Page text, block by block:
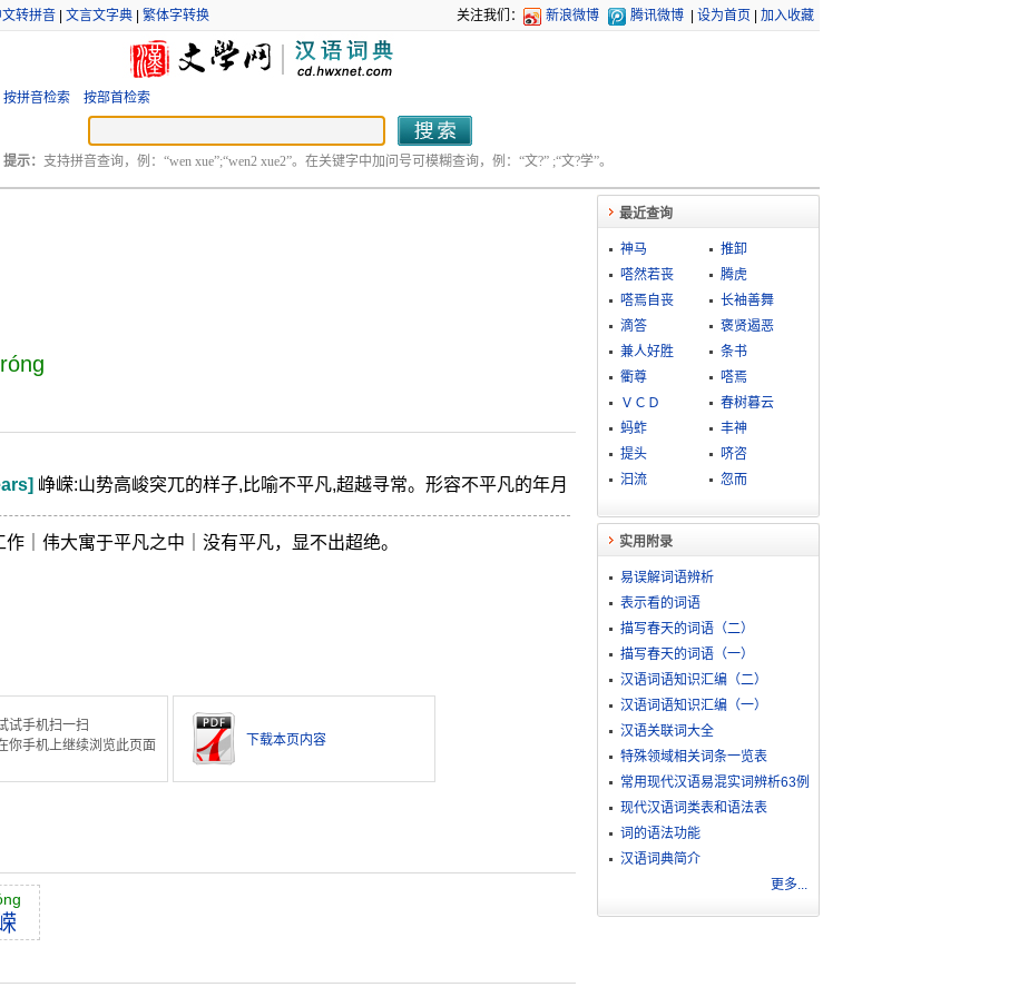
文转拼音| 文言文字典| 繁体字转换 关注我们： 新浪微博 腾讯微博 设为首页 加入收藏
按拼音检索 按部首检索
提示： 支持拼音查询，例：“wen xue”;“wen2 xue2”。在关键字中加问号可模糊查询，例：“文?” ;“文?学”。
峥嵘:山势高峻突兀的样子,比喻不平凡,超越寻常。形容不平凡的年月
｜伟大寓于平凡之中｜没有平凡，显不出超绝。
试手机扫一扫
你手机上继续浏览此页面
下载本页内容
最近查询
神马
推卸
嗒然若丧
腾虎
嗒焉自丧
长袖善舞
滴答
褒贤遏恶
兼人好胜
条书
衢尊
嗒焉
ＶＣＤ
春树暮云
蚂蚱
丰神
提头
哜咨
汩流
忽而
实用附录
易误解词语辨析
表示看的词语
描写春天的词语（二）
描写春天的词语（一）
汉语词语知识汇编（二）
汉语词语知识汇编（一）
汉语关联词大全
特殊领域相关词条一览表
常用现代汉语易混实词辨析63例
现代汉语词类表和语法表
词的语法功能
汉语词典简介
更多...